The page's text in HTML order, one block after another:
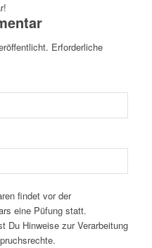
Erforderliche
findet vor der
eine Püfung statt.
Du Hinweise zur Verarbeitung